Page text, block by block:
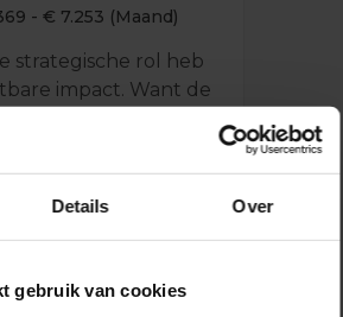
Details Over
gebruik van cookies
- € 7.253 (Maand)
strategische rol heb
impact. Want de
energie,
en